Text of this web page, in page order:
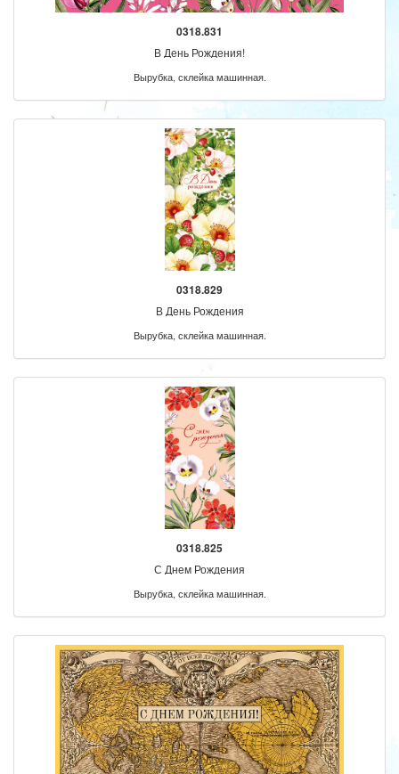
0318.831
В День Рождения!
Вырубка, склейка машинная.
0318.829
В День Рождения
Вырубка, склейка машинная.
0318.825
С Днем Рождения
Вырубка, склейка машинная.